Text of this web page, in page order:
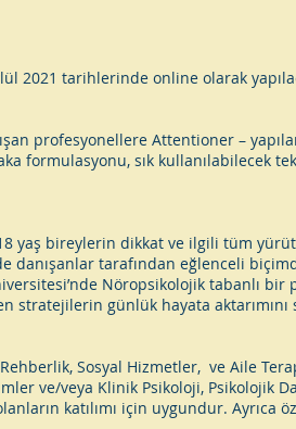
2021 tarihlerinde online olarak
profesyonellere Attentioner –
formulasyonu, sık kullanılabilecek
yaş bireylerin dikkat ve ilgili tüm
danışanlar tarafından eğlenceli
Nöropsikolojik tabanlı
stratejilerin günlük hayata aktarımını
Sosyal Hizmetler, ve Aile
ve/veya Klinik Psikoloji, Psikolojik
katılımı için uygundur. Ayrıca